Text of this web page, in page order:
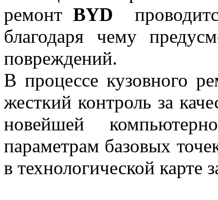
ремонтBYD
благодаря чему
повреждений.
В процессе кузовного
жесткий контроль за
новейшей
параметрам базовых
в технологической карте